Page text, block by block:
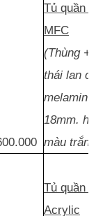
Tủ quần áo
MFC
(Thùng +
thái lan
melamin
18mm. hậu
màu trắng
Tủ quần áo
Acrylic